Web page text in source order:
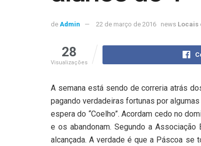
de Admin 22 de março de 2016 news Locais
28
Visualizações
A semana está sendo de correria atrás
pagando verdadeiras fortunas por
espera do “Coelho”. Acordam cedo no
e os abandonam. Segundo a
alcançada. A verdade é que a Páscoa se